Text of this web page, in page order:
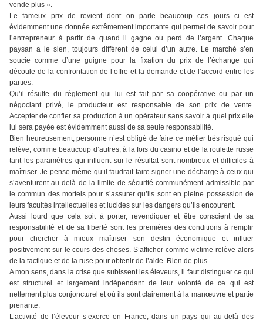
vende plus ».
Le fameux prix de revient dont on parle beaucoup ces jours ci est
évidemment une donnée extrêmement importante qui permet de savoir pour
l’entrepreneur à partir de quand il gagne ou perd de l’argent. Chaque
paysan a le sien, toujours différent de celui d’un autre. Le marché s’en
soucie comme d’une guigne pour la fixation du prix de l’échange qui
découle de la confrontation de l’offre et la demande et de l’accord entre les
parties.
Qu’il résulte du règlement qui lui est fait par sa coopérative ou par un
négociant privé, le producteur est responsable de son prix de vente.
Accepter de confier sa production à un opérateur sans savoir à quel prix elle
lui sera payée est évidemment aussi de sa seule responsabilité.
Bien heureusement, personne n’est obligé de faire ce métier très risqué qui
relève, comme beaucoup d’autres, à la fois du casino et de la roulette russe
tant les paramètres qui influent sur le résultat sont nombreux et difficiles à
maîtriser. Je pense même qu’il faudrait faire signer une décharge à ceux qui
s’aventurent au-delà de la limite de sécurité communément admissible par
le commun des mortels pour s’assurer qu’ils sont en pleine possession de
leurs facultés intellectuelles et lucides sur les dangers qu’ils encourent.
Aussi lourd que cela soit à porter, revendiquer et être conscient de sa
responsabilité et de sa liberté sont les premières des conditions à remplir
pour chercher à mieux maîtriser son destin économique et influer
positivement sur le cours des choses. S’afficher comme victime relève alors
de la tactique et de la ruse pour obtenir de l’aide. Rien de plus.
A mon sens, dans la crise que subissent les éleveurs, il faut distinguer ce qui
est structurel et largement indépendant de leur volonté de ce qui est
nettement plus conjoncturel et où ils sont clairement à la manœuvre et partie
prenante.
L’activité de l’éleveur s’exerce en France, dans un pays qui au-delà des